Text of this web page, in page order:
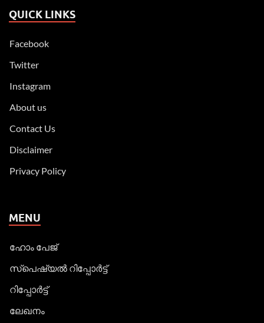
QUICK LINKS
Facebook
Twitter
Instagram
About us
Contact Us
Disclaimer
Privacy Policy
MENU
ഹോം പേജ്
സ്പെഷ്യൽ റിപ്പോര്‍ട്ട്
റിപ്പോര്‍ട്ട്
ലേഖനം